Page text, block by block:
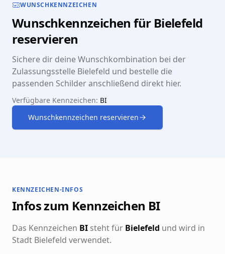
WUNSCHKENNZEICHEN
Wunschkennzeichen für Bielefeld
reservieren
Sichere dir deine Wunschkombination bei der
Zulassungsstelle Bielefeld und bestelle die
passenden Schilder anschließend direkt hier.
Verfügbare Kennzeichen: BI
Wunschkennzeichen reservieren
KENNZEICHEN-INFOS
Infos zum Kennzeichen BI
Das Kennzeichen BI steht für Bielefeld und wird in
Stadt Bielefeld verwendet.